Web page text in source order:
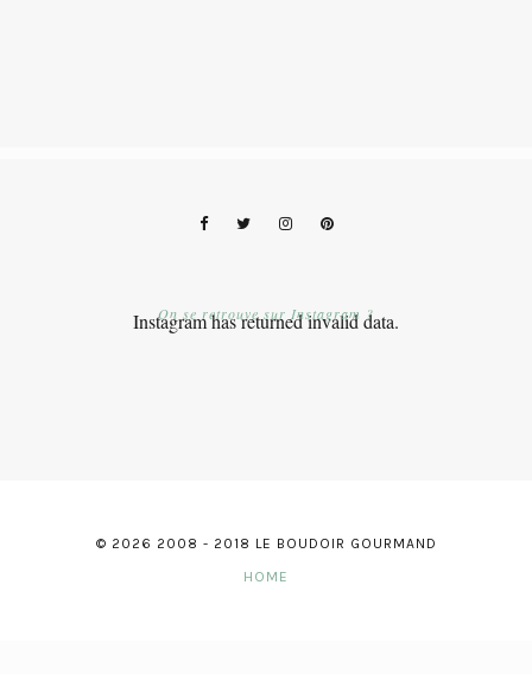
Instagram has returned invalid data.
On se retrouve sur Instagram ?
© 2026 2008 - 2018 LE BOUDOIR GOURMAND
HOME